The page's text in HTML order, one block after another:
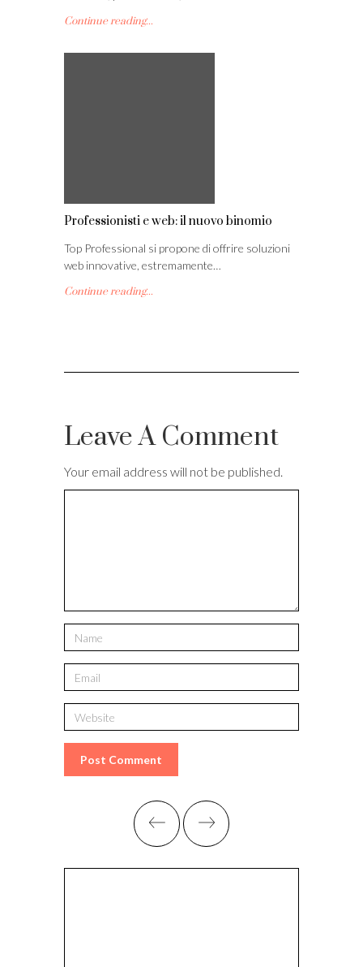
Continue reading...
Professionisti e web: il nuovo binomio
Top Professional si propone di offrire soluzioni
web innovative, estremamente…
Continue reading...
Leave A Comment
Your email address will not be published.